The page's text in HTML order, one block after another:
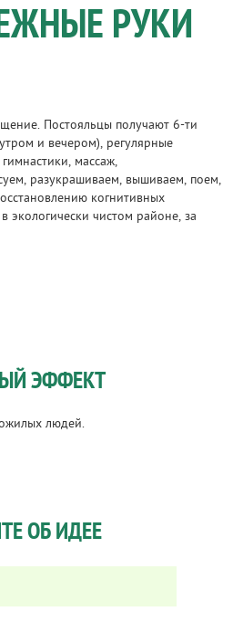
РУКИ
Постояльцы получают 6-ти
и вечером), регулярные
массаж,
разукрашиваем, вышиваем, поем,
когнитивных
чистом районе, за
ЭФФЕКТ
людей.
ОБ ИДЕЕ